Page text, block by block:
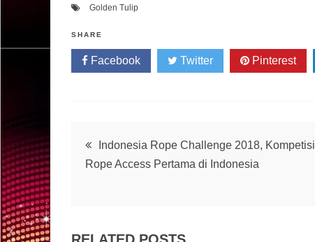
Golden Tulip
SHARE
Facebook Twitter Pinterest
Post
navigation
Indonesia Rope Challenge 2018, Kompetisi
Rope Access Pertama di Indonesia